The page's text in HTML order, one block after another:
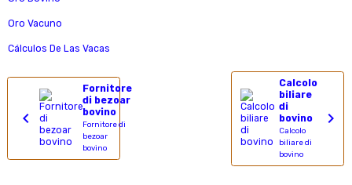
Oro Vacuno
Cálculos De Las Vacas
Fornitore
di bezoar
bovino
Fornitore di
bezoar
bovino
Calcolo
biliare
di
bovino
Calcolo
biliare di
bovino